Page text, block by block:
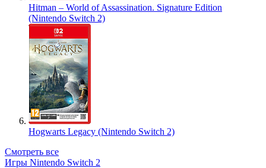
Hitman – World of Assassination. Signature Edition
(Nintendo Switch 2)
Hogwarts Legacy (Nintendo Switch 2)
Смотреть все
Игры Nintendo Switch 2